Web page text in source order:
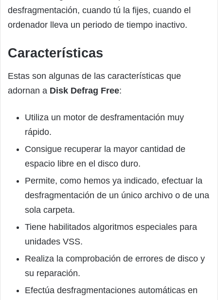
desfragmentación, cuando tú la fijes, cuando el
ordenador lleva un periodo de tiempo inactivo.
Características
Estas son algunas de las características que
adornan a Disk Defrag Free:
Utiliza un motor de desframentación muy
rápido.
Consigue recuperar la mayor cantidad de
espacio libre en el disco duro.
Permite, como hemos ya indicado, efectuar la
desfragmentación de un único archivo o de una
sola carpeta.
Tiene habilitados algoritmos especiales para
unidades VSS.
Realiza la comprobación de errores de disco y
su reparación.
Efectúa desfragmentaciones automáticas en